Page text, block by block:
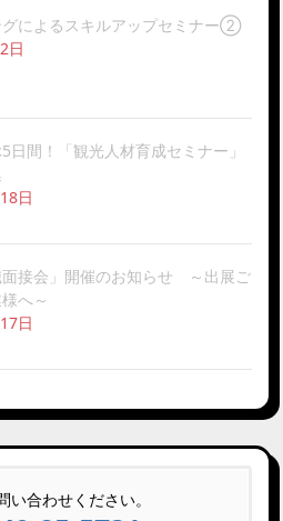
グによるスキルアップセミナー②
日
日間！「観光人材育成セミナー」
日
面接会」開催のお知らせ ～出展ご
へ～
日
い合わせください。